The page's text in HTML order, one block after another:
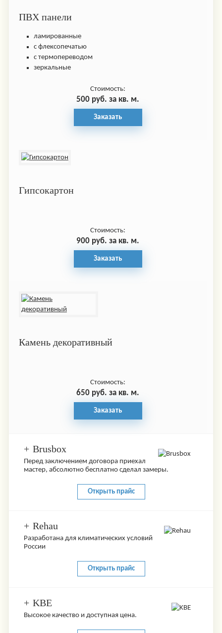
ПВХ панели
ламированные
с флексопечатью
с термопереводом
зеркальные
Стоимость:
500 руб. за кв. м.
Заказать
Гипсокартон
Стоимость:
900 руб. за кв. м.
Заказать
Камень декоративный
Стоимость:
650 руб. за кв. м.
Заказать
+ Brusbox
Перед заключением договора приехал
мастер, абсолютно бесплатно сделал замеры.
Открыть прайс
+ Rehau
Разработана для климатических условий
России
Открыть прайс
+ KBE
Высокое качество и доступная цена.